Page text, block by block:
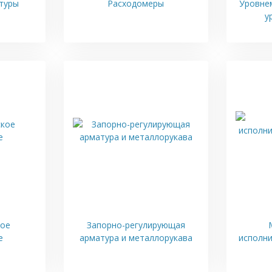
Расходомеры
Запорно-регулирующая
арматура и металлорукава